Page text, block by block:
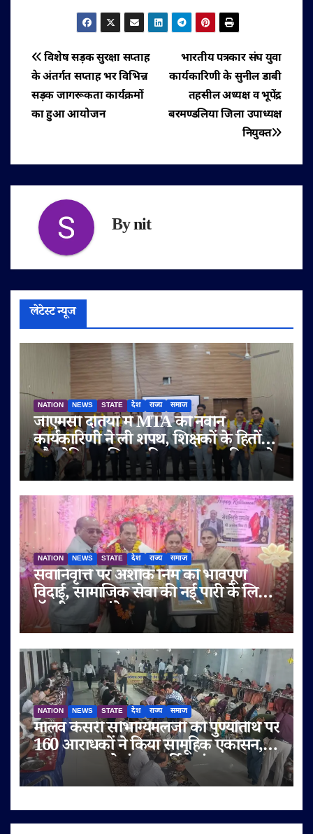
पोस्ट
नेविगेशन
भारतीय पत्रकार संघ युवा
कार्यकारिणी के सुनील डाबी
तहसील अध्यक्ष व भूपेंद्र
बरमण्डलिया जिला उपाध्यक्ष
नियुक्त
विशेष सड़क सुरक्षा सप्ताह
के अंतर्गत सप्ताह भर विभिन्न
सड़क जागरूकता कार्यक्रमों
का हुआ आयोजन
Bynit
लेटेस्ट न्यूज
NATION NEWS STATE देश राज्य समाज
जीएमसी दतिया में MTA की नवीन
कार्यकारिणी ने ली शपथ, शिक्षकों के हितों
और मेडिकल शिक्षा की गुणवत्ता पर दिया जोर
NATION NEWS STATE देश राज्य समाज
सेवानिवृत्ति पर अशोक निम को भावपूर्ण
विदाई, सामाजिक सेवा की नई पारी के लिए
डॉ. बी.आर. अंबेडकर सम्मान से नवाजा
NATION NEWS STATE देश राज्य समाज
मालव केसरी सौभाग्यमलजी की पुण्यतिथि पर
160 आराधकों ने किया सामूहिक एकासन,
तप-आराधना से गूंजा चतुर्विध संघ